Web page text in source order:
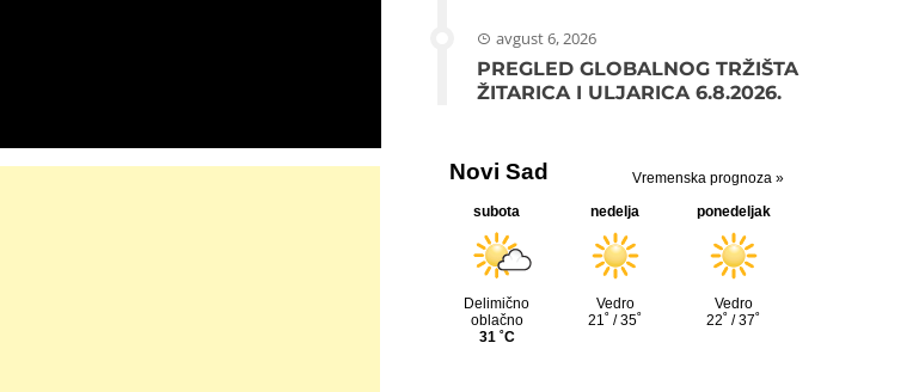
avgust 6, 2026
PREGLED GLOBALNOG TRŽIŠTA
ŽITARICA I ULJARICA 6.8.2026.